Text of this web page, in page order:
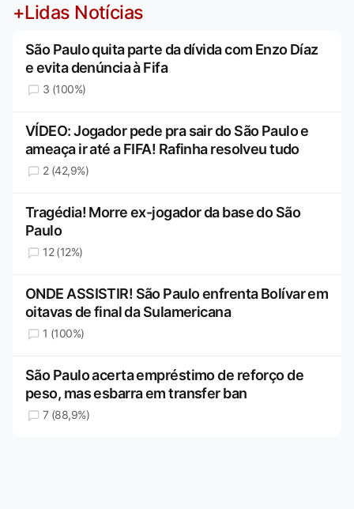
+Lidas Notícias
São Paulo quita parte da dívida com Enzo Díaz
e evita denúncia à Fifa
3 (100%)
VÍDEO: Jogador pede pra sair do São Paulo e
ameaça ir até a FIFA! Rafinha resolveu tudo
2 (42,9%)
Tragédia! Morre ex-jogador da base do São
Paulo
12 (12%)
ONDE ASSISTIR! São Paulo enfrenta Bolívar em
oitavas de final da Sulamericana
1 (100%)
São Paulo acerta empréstimo de reforço de
peso, mas esbarra em transfer ban
7 (88,9%)